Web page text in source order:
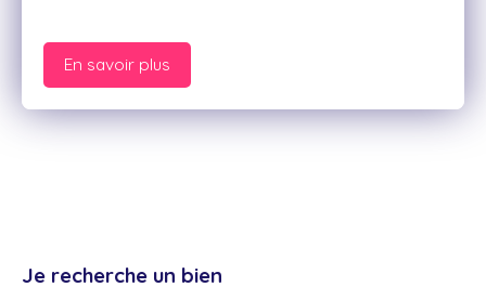
En savoir plus
Je recherche un bien